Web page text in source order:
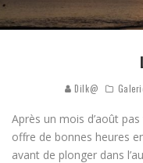
Dilk@
Après un mois d’août
offre de bonnes heures
avant de plonger dans